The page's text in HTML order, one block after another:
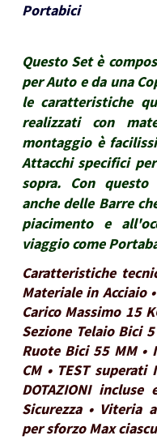
Portabici
Questo Set è
per Auto e da una
le caratteristiche
realizzati con
montaggio è
Attacchi specifici
sopra. Con
anche delle Barre
piacimento e
viaggio come
Caratteristiche
Materiale in Acciaio
Carico Massimo 15
Sezione Telaio Bici
Ruote Bici 55 MM •
CM • TEST superati
DOTAZIONI
Sicurezza • Viteria
per sforzo Max